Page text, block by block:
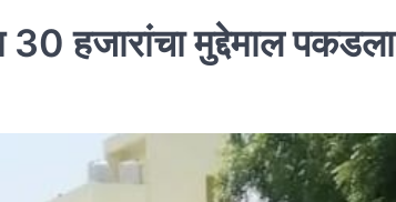
हजारांचा मुद्देमाल पकडला